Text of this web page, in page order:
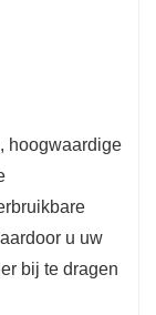
hoogwaardige
u uw
bij te dragen